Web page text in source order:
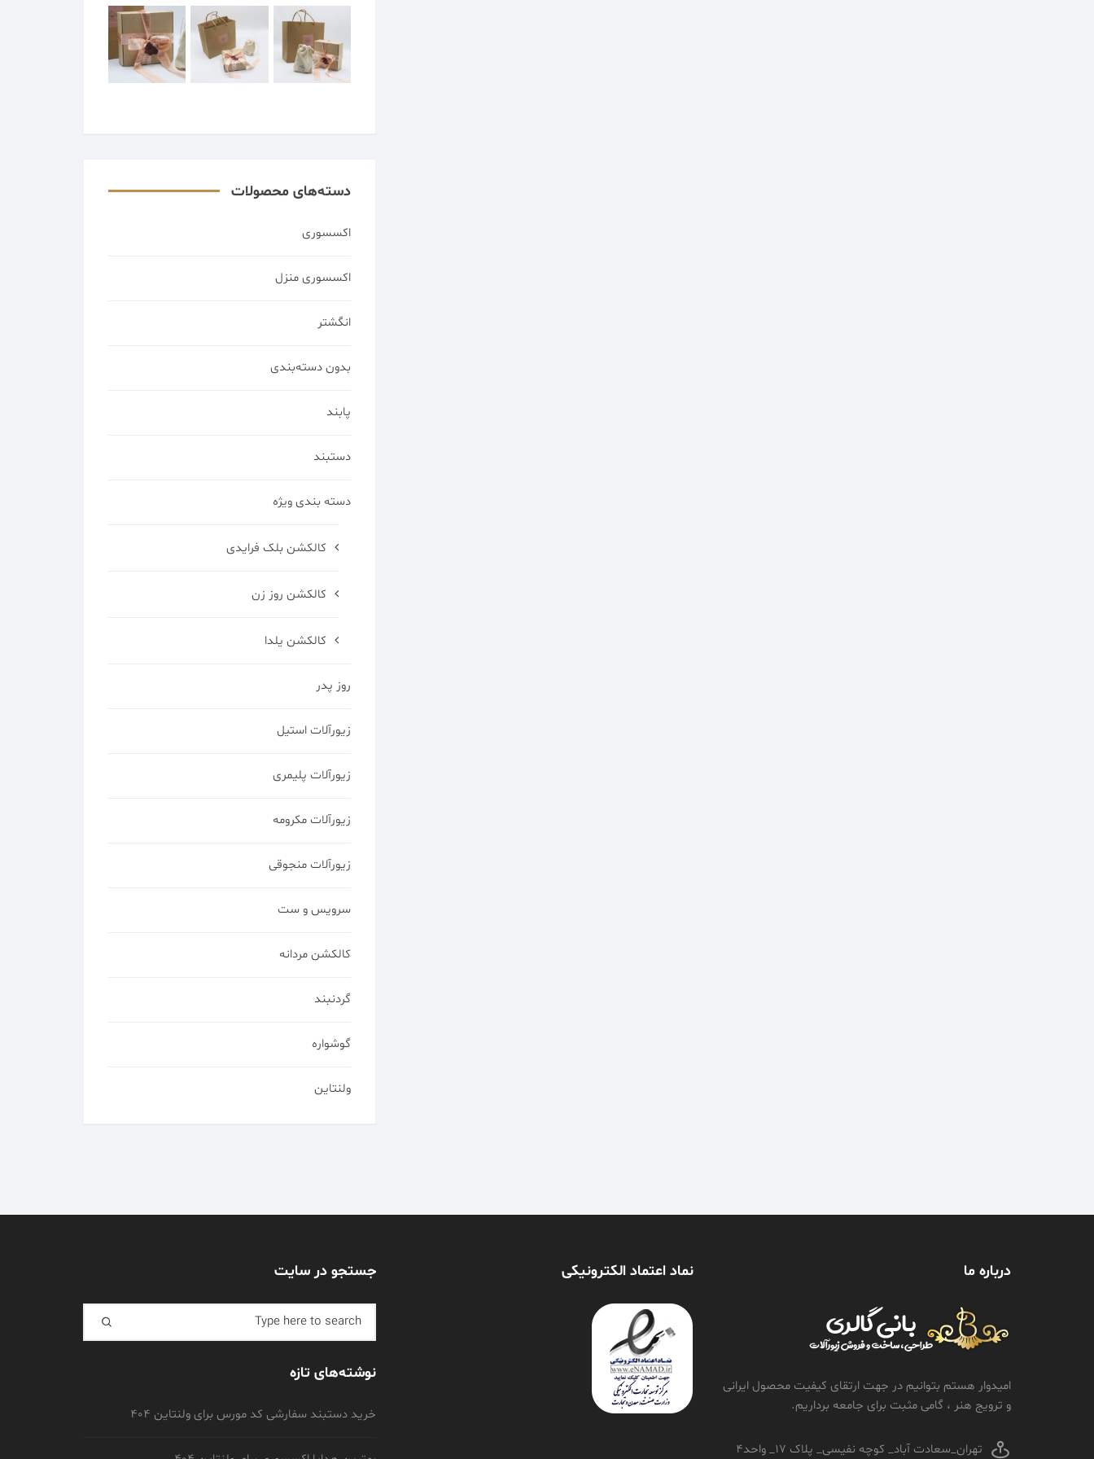
دسته‌های محصولات
اکسسوری
اکسسوری منزل
انگشتر
بدون دسته‌بندی
پابند
دستبند
دسته بندی ویژه
کالکشن بلک فرایدی
کالکشن روز زن
کالکشن یلدا
روز پدر
زیورآلات استیل
زیورآلات پلیمری
زیورآلات مکرومه
زیورآلات منجوقی
سرویس و ست
کالکشن مردانه
گردنبند
گوشواره
ولنتاین
درباره ما
امیدوار هستم بتوانیم در جهت ارتقای کیفیت محصول ایرانی
و ترویج هنر ، گامی مثبت برای جامعه برداریم.
تهران_سعادت آباد_ کوچه نفیسی_ پلاک 17_ واحد4
نماد اعتماد الکترونیکی جستجو در سایت
Search for:
نوشته‌های تازه
خرید دستبند سفارشی کد مورس برای ولنتاین 404